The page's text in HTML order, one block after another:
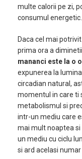
multe calorii pe zi,
consumul energetic.
Daca cel mai
prima ora a
mananci este la o
expunerea la
circadian natural,
momentul in care ti
metabolismul si
intr-un mediu care
mai mult noaptea
un mediu cu ciclu
si ard acelasi numar